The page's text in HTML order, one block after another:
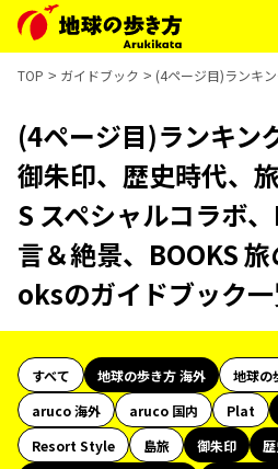
TOP ガイドブック (4ページ目)ランキ
(4ページ目)ランキン
御朱印、歴史時代、
S スペシャルコラボ
言＆絶景、BOOKS
oksのガイドブック
すべて 地球の歩き方 海外
地球の
aruco 海外
aruco 国内 Plat
Resort Style
島旅 御朱印